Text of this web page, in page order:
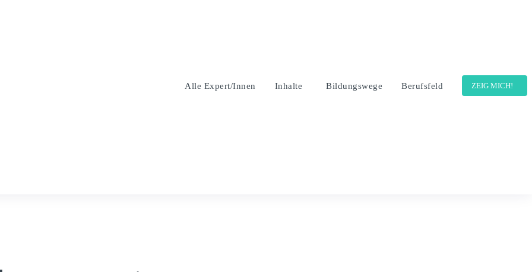
Alle Expert/innen Inhalte Bildungswege Berufsfeld ZEIG MICH!